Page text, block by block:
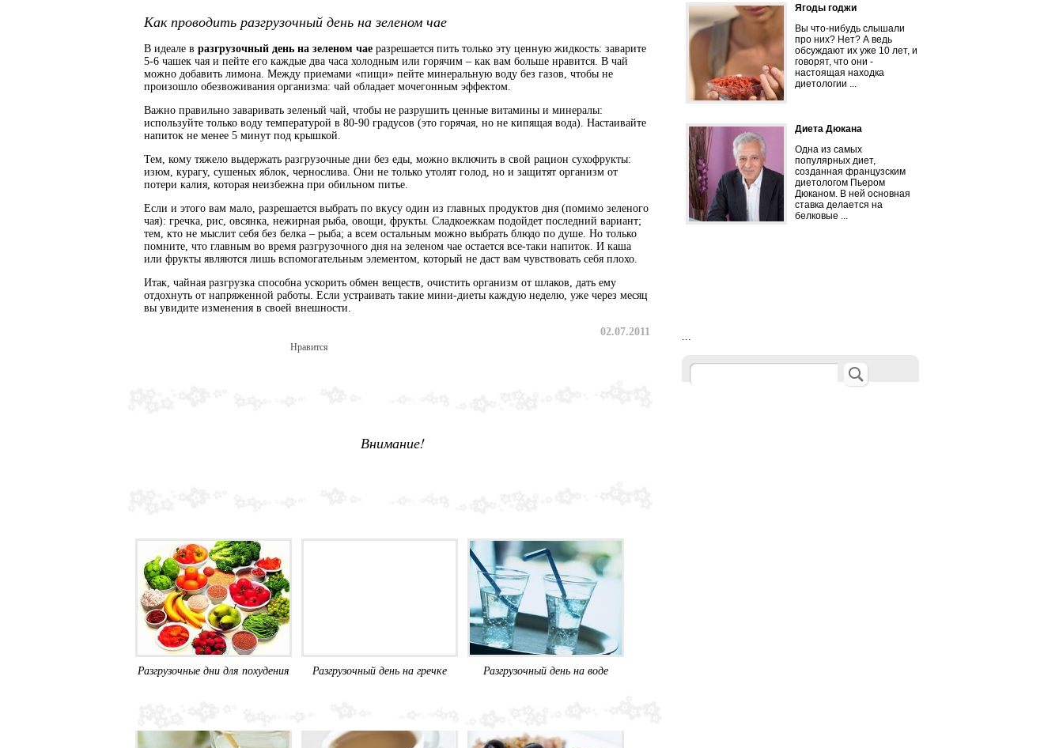
Как проводить разгрузочный день на зеленом чае
В идеале в разгрузочный день на зеленом чае разрешается пить только эту ценную жидкость: заварите
5-6 чашек чая и пейте его каждые два часа холодным или горячим – как вам больше нравится. В чай
можно добавить лимона. Между приемами «пищи» пейте минеральную воду без газов, чтобы не
произошло обезвоживания организма: чай обладает мочегонным эффектом.
Важно правильно заваривать зеленый чай, чтобы не разрушить ценные витамины и минералы:
используйте только воду температурой в 80-90 градусов (это горячая, но не кипящая вода). Настаивайте
напиток не менее 5 минут под крышкой.
Тем, кому тяжело выдержать разгрузочные дни без еды, можно включить в свой рацион сухофрукты:
изюм, курагу, сушеных яблок, чернослива. Они не только утолят голод, но и защитят организм от
потери калия, которая неизбежна при обильном питье.
Если и этого вам мало, разрешается выбрать по вкусу один из главных продуктов дня (помимо зеленого
чая): гречка, рис, овсянка, нежирная рыба, овощи, фрукты. Сладкоежкам подойдет последний вариант;
тем, кто не мыслит себя без белка – рыба; а всем остальным можно выбрать блюдо по душе. Но только
помните, что главным во время разгрузочного дня на зеленом чае остается все-таки напиток. И каша
или фрукты являются лишь вспомогательным элементом, который не даст вам чувствовать себя плохо.
Итак, чайная разгрузка способна ускорить обмен веществ, очистить организм от шлаков, дать ему
отдохнуть от напряженной работы. Если устраивать такие мини-диеты каждую неделю, уже через месяц
вы увидите изменения в своей внешности.
02.07.2011
Нравится
Внимание!
Разгрузочные дни для похудения Разгрузочный день на гречке Разгрузочный день на воде
Ягоды годжи
Вы что-нибудь слышали
про них? Нет? А ведь
обсуждают их уже 10 лет, и
говорят, что они -
настоящая находка
диетологии ...
Диета Дюкана
Одна из самых
популярных диет,
созданная французским
диетологом Пьером
Дюканом. В ней основная
ставка делается на
белковые ...
...